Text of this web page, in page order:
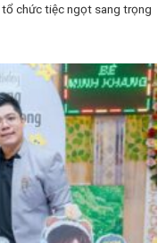
chức tiệc ngọt sang trọng